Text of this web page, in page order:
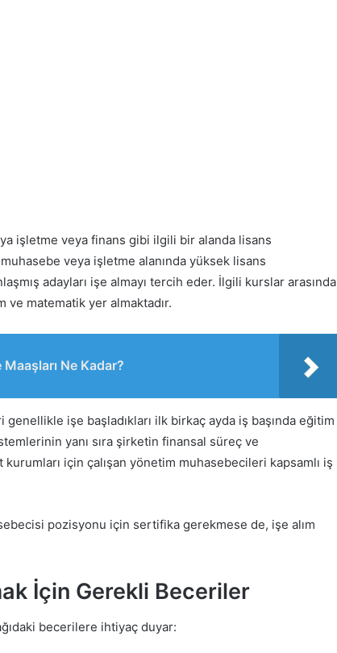
işletme veya finans gibi ilgili bir alanda lisans
veya işletme alanında yüksek lisans
adayları işe almayı tercih eder. İlgili kurslar arasında
matematik yer almaktadır.
Ne Kadar?
işe başladıkları ilk birkaç ayda iş başında eğitim
yanı sıra şirketin finansal süreç ve
için çalışan yönetim muhasebecileri kapsamlı iş
pozisyonu için sertifika gerekmese de, işe alım
İçin Gerekli Beceriler
becerilere ihtiyaç duyar: